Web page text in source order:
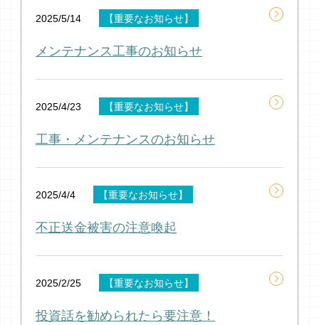
2025/5/14 【重要なお知らせ】
メンテナンス工事のお知らせ
2025/4/23 【重要なお知らせ】
工事・メンテナンスのお知らせ
2025/4/4 【重要なお知らせ】
不正送金被害の注意喚起
2025/2/25 【重要なお知らせ】
投資話を勧められたら要注意！